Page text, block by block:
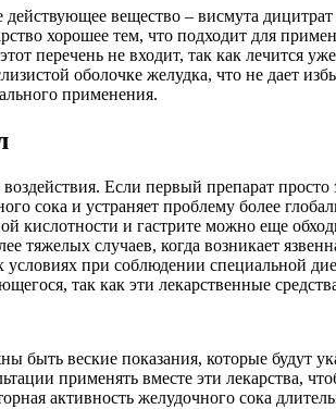
вещество – висмута
хорошее тем, что подходит для
перечень не входит, так как лечится
оболочке желудка, что не дает
применения.
Если первый препарат
сока и устраняет проблему более
и гастрите можно еще
тяжелых случаев, когда возникает
при соблюдении специальной
так как эти лекарственные
веские показания, которые будут
применять вместе эти лекарства,
активность желудочного сока